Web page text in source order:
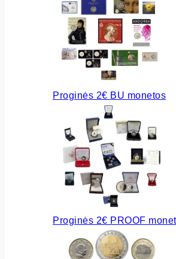
Proginės 2€ BU monetos
Proginės 2€ PROOF